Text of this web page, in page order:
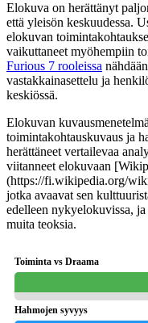
Elokuva on herättänyt
että yleisön keskuudessa.
elokuvan
vaikuttaneet myöhempiin
Furious 7 rooleissa
vastakkainasettelu ja
keskiössä.
Elokuvan
toimintakohtauskuvaus ja
herättäneet vertailevaa
viitanneet elokuvaan
(https://fi.wikipedia.org/
jotka avaavat sen
edelleen nykyelokuvissa,
muita teoksia.
Toiminta vs Draama
Hahmojen syvyys